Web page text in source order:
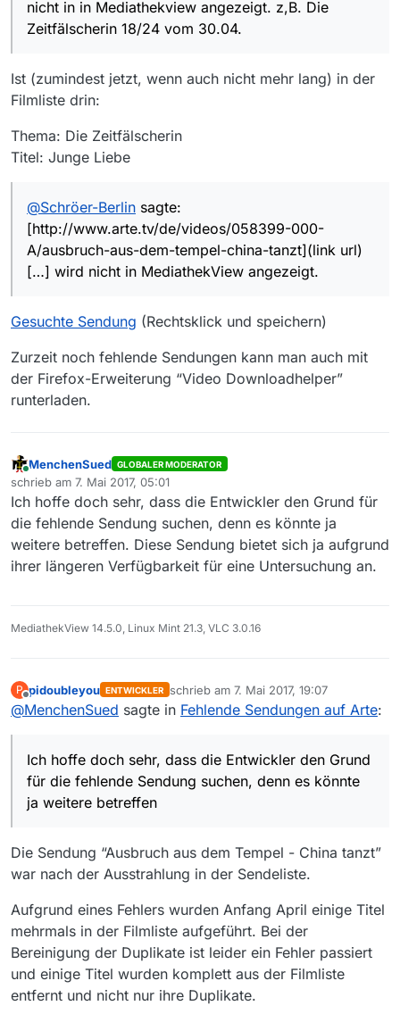
nicht in in Mediathekview angezeigt. z,B. Die
Zeitfälscherin 18/24 vom 30.04.
Ist (zumindest jetzt, wenn auch nicht mehr lang) in der
Filmliste drin:
Thema: Die Zeitfälscherin
Titel: Junge Liebe
@Schröer-Berlin sagte:
[http://www.arte.tv/de/videos/058399-000-
A/ausbruch-aus-dem-tempel-china-tanzt](link url)
[…] wird nicht in MediathekView angezeigt.
Gesuchte Sendung (Rechtsklick und speichern)
Zurzeit noch fehlende Sendungen kann man auch mit
der Firefox-Erweiterung “Video Downloadhelper”
runterladen.
Online
MenchenSued GLOBALER MODERATOR
schrieb am 7. Mai 2017, 05:01
zuletzt editiert von
Ich hoffe doch sehr, dass die Entwickler den Grund für
die fehlende Sendung suchen, denn es könnte ja
weitere betreffen. Diese Sendung bietet sich ja aufgrund
ihrer längeren Verfügbarkeit für eine Untersuchung an.
MediathekView 14.5.0, Linux Mint 21.3, VLC 3.0.16
P
Offline
pidoubleyou ENTWICKLER schrieb am 7. Mai 2017, 19:07
zuletzt editiert von
@MenchenSued sagte in Fehlende Sendungen auf Arte:
Ich hoffe doch sehr, dass die Entwickler den Grund
für die fehlende Sendung suchen, denn es könnte
ja weitere betreffen
Die Sendung “Ausbruch aus dem Tempel - China tanzt”
war nach der Ausstrahlung in der Sendeliste.
Aufgrund eines Fehlers wurden Anfang April einige Titel
mehrmals in der Filmliste aufgeführt. Bei der
Bereinigung der Duplikate ist leider ein Fehler passiert
und einige Titel wurden komplett aus der Filmliste
entfernt und nicht nur ihre Duplikate.